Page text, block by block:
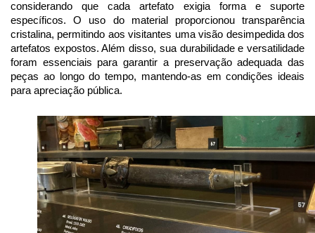
considerando que cada artefato exigia forma e suporte
específicos. O uso do material proporcionou transparência
cristalina, permitindo aos visitantes uma visão desimpedida dos
artefatos expostos. Além disso, sua durabilidade e versatilidade
foram essenciais para garantir a preservação adequada das
peças ao longo do tempo, mantendo-as em condições ideais
para apreciação pública.